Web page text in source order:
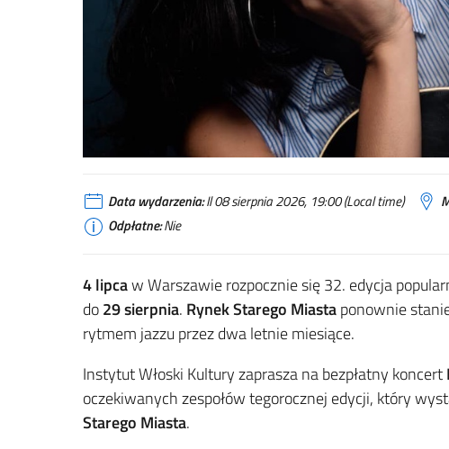
Data wydarzenia:Il 08 sierpnia 2026, 19:00 (Local time)
Odpłatne:Nie
4 lipcaw Warszawie rozpocznie się 32. edycja
do29 sierpnia. Rynek Starego Miastaponownie
rytmem jazzu przez dwa letnie miesiące.
Instytut Włoski Kultury zaprasza na bezpłatny koncert
oczekiwanych zespołów tegorocznej edycji, który
Starego Miasta.